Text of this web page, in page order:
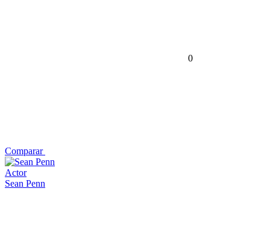
0
Comparar
Actor
Sean Penn